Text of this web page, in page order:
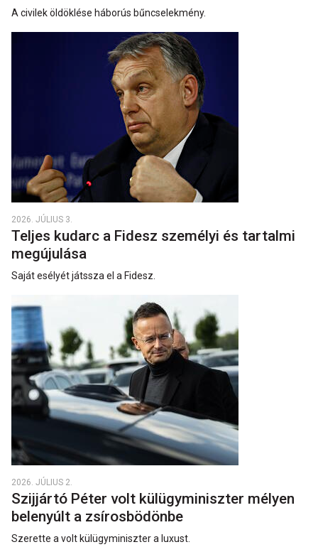
A civilek öldöklése háborús bűncselekmény.
2026. JÚLIUS 3.
Teljes kudarc a Fidesz személyi és tartalmi
megújulása
Saját esélyét játssza el a Fidesz.
2026. JÚLIUS 2.
Szijjártó Péter volt külügyminiszter mélyen
belenyúlt a zsírosbödönbe
Szerette a volt külügyminiszter a luxust.